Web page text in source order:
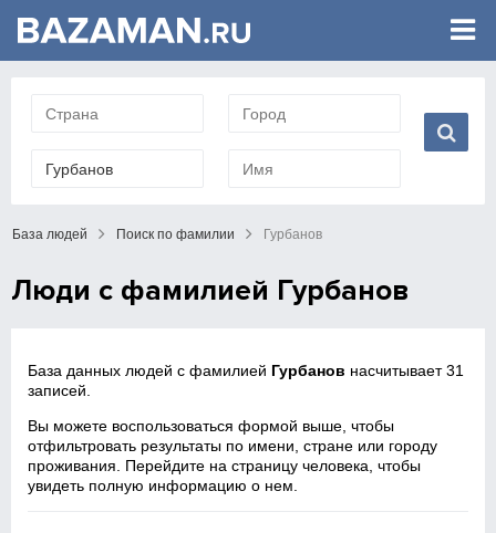
База людей Поиск по фамилии Гурбанов
Люди с фамилией Гурбанов
База данных людей с фамилией Гурбанов насчитывает 31
записей.
Вы можете воспользоваться формой выше, чтобы
отфильтровать результаты по имени, стране или городу
проживания. Перейдите на страницу человека, чтобы
увидеть полную информацию о нем.